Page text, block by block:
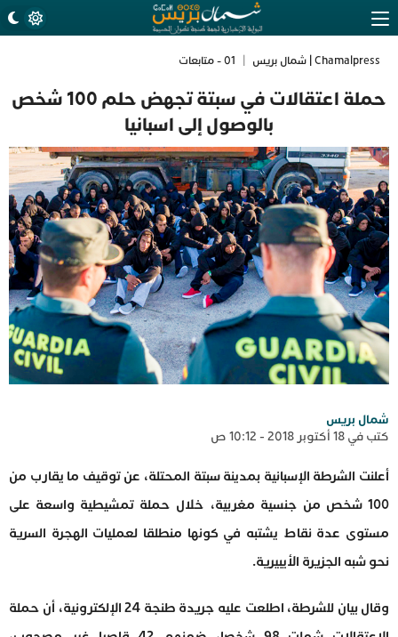
Chamalpress | شمال بريس 01 - متابعات
حملة اعتقالات في سبتة تجهض حلم 100 شخص
بالوصول إلى اسبانيا
شمال بريس
كتب في 18 أكتوبر 2018 - 10:12 ص
أعلنت الشرطة الإسبانية بمدينة سبتة المحتلة، عن توقيف ما يقارب من
100 شخص من جنسية مغربية، خلال حملة تمشيطية واسعة على
مستوى عدة نقاط يشتبه في كونها منطلقا لعمليات الهجرة السرية
نحو شبه الجزيرة الأيبيرية.
وقال بيان للشرطة، اطلعت عليه جريدة طنجة 24 الإلكترونية، أن حملة